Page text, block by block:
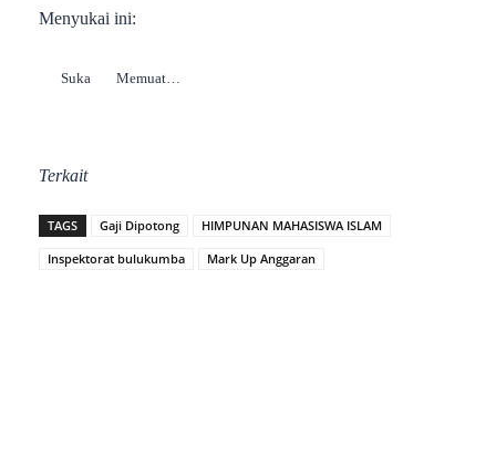
Menyukai ini:
Suka Memuat…
Terkait
TAGS Gaji Dipotong
HIMPUNAN MAHASISWA ISLAM
Inspektorat bulukumba
Mark Up Anggaran